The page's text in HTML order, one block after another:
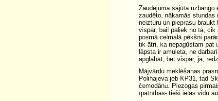
Zaudējuma sajūta
zaudēto, nākamās stundas
neizturu un pieprasu
vispār, bail paliek no tā,
posmā ceļmalā pēkšņi
tik ātri, ka nepagūstam pat
lāpsta ir amuleta, ne
apglabāt, bet vispār, jā,
Mājvārdu meklēšanas
Polihajeva jeb KP31, tad
čemodānu. Piezogas
īpatnības- tieši ielas vidū